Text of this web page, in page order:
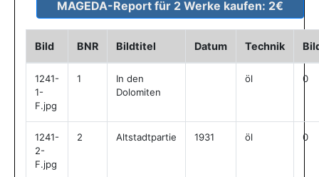
Bild BNR Bildtitel Datum Technik
1241-
1-
F.jpg
1
In den
Dolomiten
öl 0
1241-
2-
F.jpg
2 Altstadtpartie 1931 öl 0